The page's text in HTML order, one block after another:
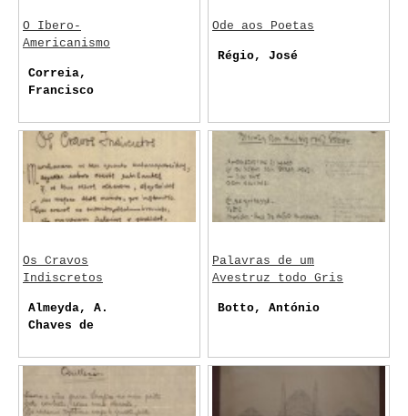
O Ibero-
Americanismo
Correia,
Francisco
Ode aos Poetas
Régio, José
Os Cravos
Indiscretos
Almeyda, A.
Chaves de
Palavras de um
Avestruz todo Gris
Botto, António